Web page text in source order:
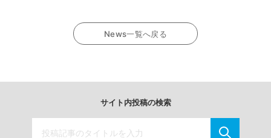
News一覧へ戻る
サイト内投稿の検索